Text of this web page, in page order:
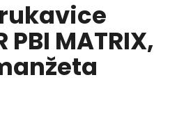
PBI MATRIX,